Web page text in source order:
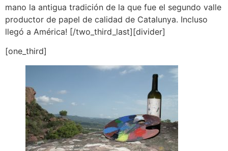
mano la antigua tradición de la que fue el segundo valle
productor de papel de calidad de Catalunya. Incluso
llegó a América! [/two_third_last][divider]
[one_third]